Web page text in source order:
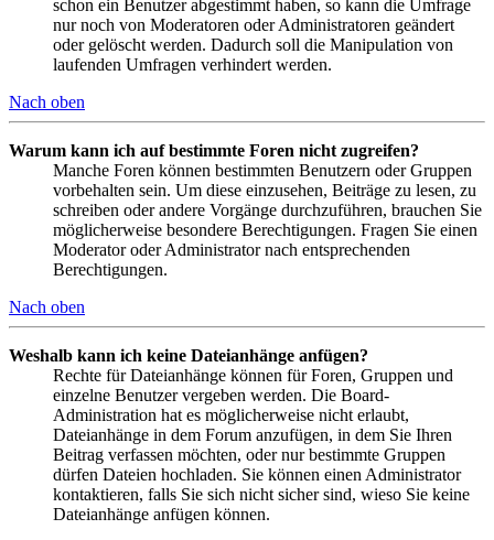
schon ein Benutzer abgestimmt haben, so kann die Umfrage
nur noch von Moderatoren oder Administratoren geändert
oder gelöscht werden. Dadurch soll die Manipulation von
laufenden Umfragen verhindert werden.
Nach oben
Warum kann ich auf bestimmte Foren nicht zugreifen?
Manche Foren können bestimmten Benutzern oder Gruppen
vorbehalten sein. Um diese einzusehen, Beiträge zu lesen, zu
schreiben oder andere Vorgänge durchzuführen, brauchen Sie
möglicherweise besondere Berechtigungen. Fragen Sie einen
Moderator oder Administrator nach entsprechenden
Berechtigungen.
Nach oben
Weshalb kann ich keine Dateianhänge anfügen?
Rechte für Dateianhänge können für Foren, Gruppen und
einzelne Benutzer vergeben werden. Die Board-
Administration hat es möglicherweise nicht erlaubt,
Dateianhänge in dem Forum anzufügen, in dem Sie Ihren
Beitrag verfassen möchten, oder nur bestimmte Gruppen
dürfen Dateien hochladen. Sie können einen Administrator
kontaktieren, falls Sie sich nicht sicher sind, wieso Sie keine
Dateianhänge anfügen können.